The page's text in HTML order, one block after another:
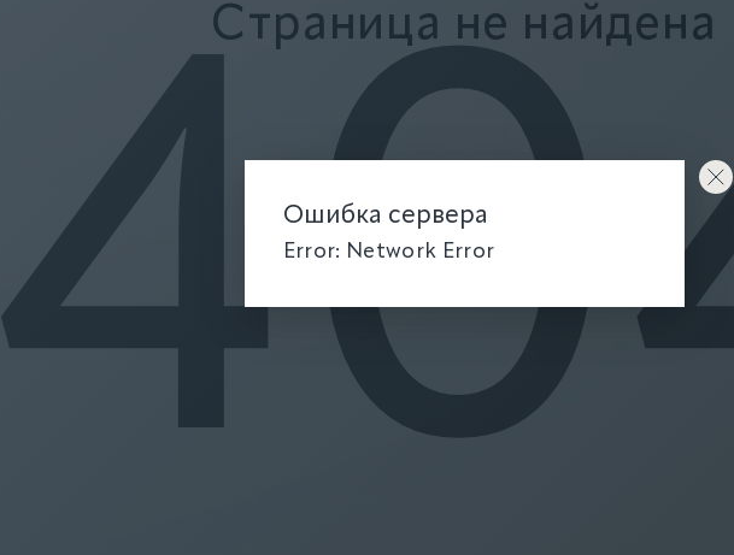
Страница не найдена
Ошибка сервера
Error: Network Error